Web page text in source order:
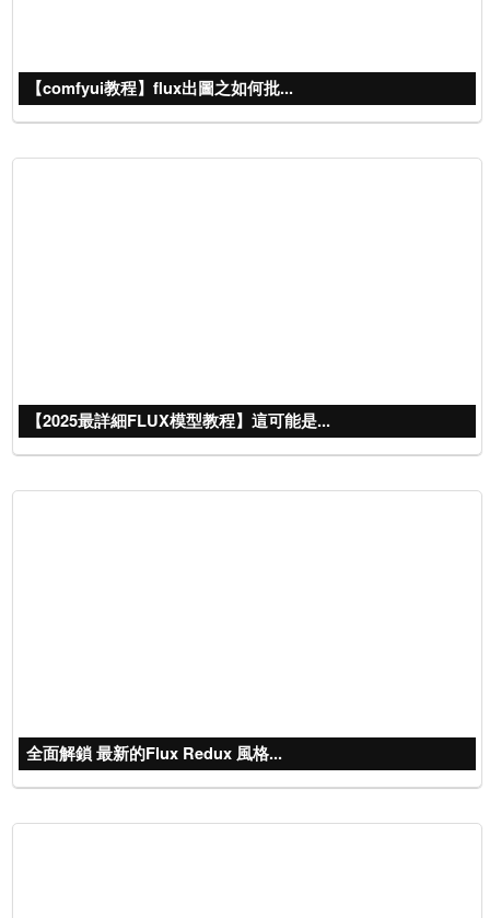
【comfyui教程】flux出圖之如何批...
【2025最詳細FLUX模型教程】這可能是...
全面解鎖 最新的Flux Redux 風格...